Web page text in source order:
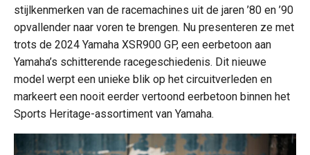
stijlkenmerken van de racemachines uit de jaren ’80 en ’90
opvallender naar voren te brengen. Nu presenteren ze met
trots de 2024 Yamaha XSR900 GP, een eerbetoon aan
Yamaha’s schitterende racegeschiedenis. Dit nieuwe
model werpt een unieke blik op het circuitverleden en
markeert een nooit eerder vertoond eerbetoon binnen het
Sports Heritage-assortiment van Yamaha.